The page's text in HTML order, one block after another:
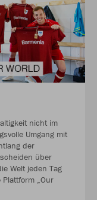
nicht im
Umgang mit
der
über
Welt jeden Tag
„Our